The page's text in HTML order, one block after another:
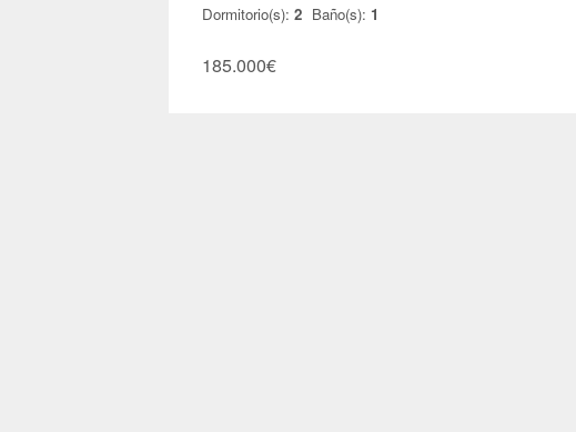
Dormitorio(s): 2 Baño(s): 1
185.000€